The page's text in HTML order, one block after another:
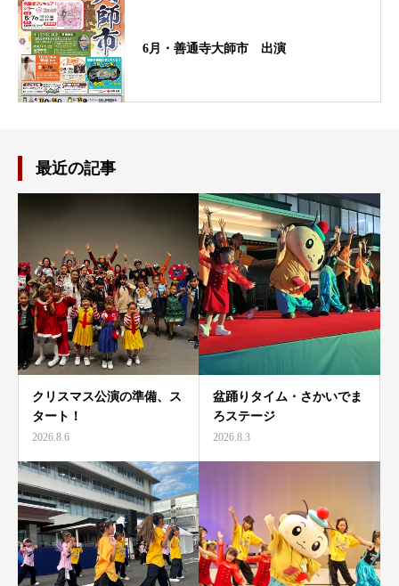
6月・善通寺大師市 出演
最近の記事
クリスマス公演の準備、ス
タート！
2026.8.6
盆踊りタイム・さかいでま
ろステージ
2026.8.3